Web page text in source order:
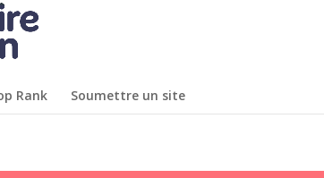
Rank Soumettre un site